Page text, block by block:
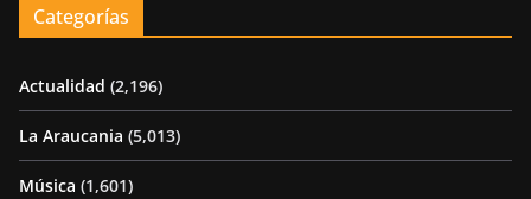
Categorías
Actualidad (2,196)
La Araucania (5,013)
Música (1,601)